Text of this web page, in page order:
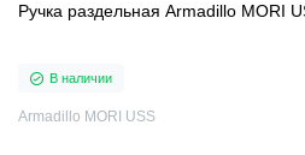
Ручка раздельная Armadillo MORI
В наличии
Armadillo MORI USS